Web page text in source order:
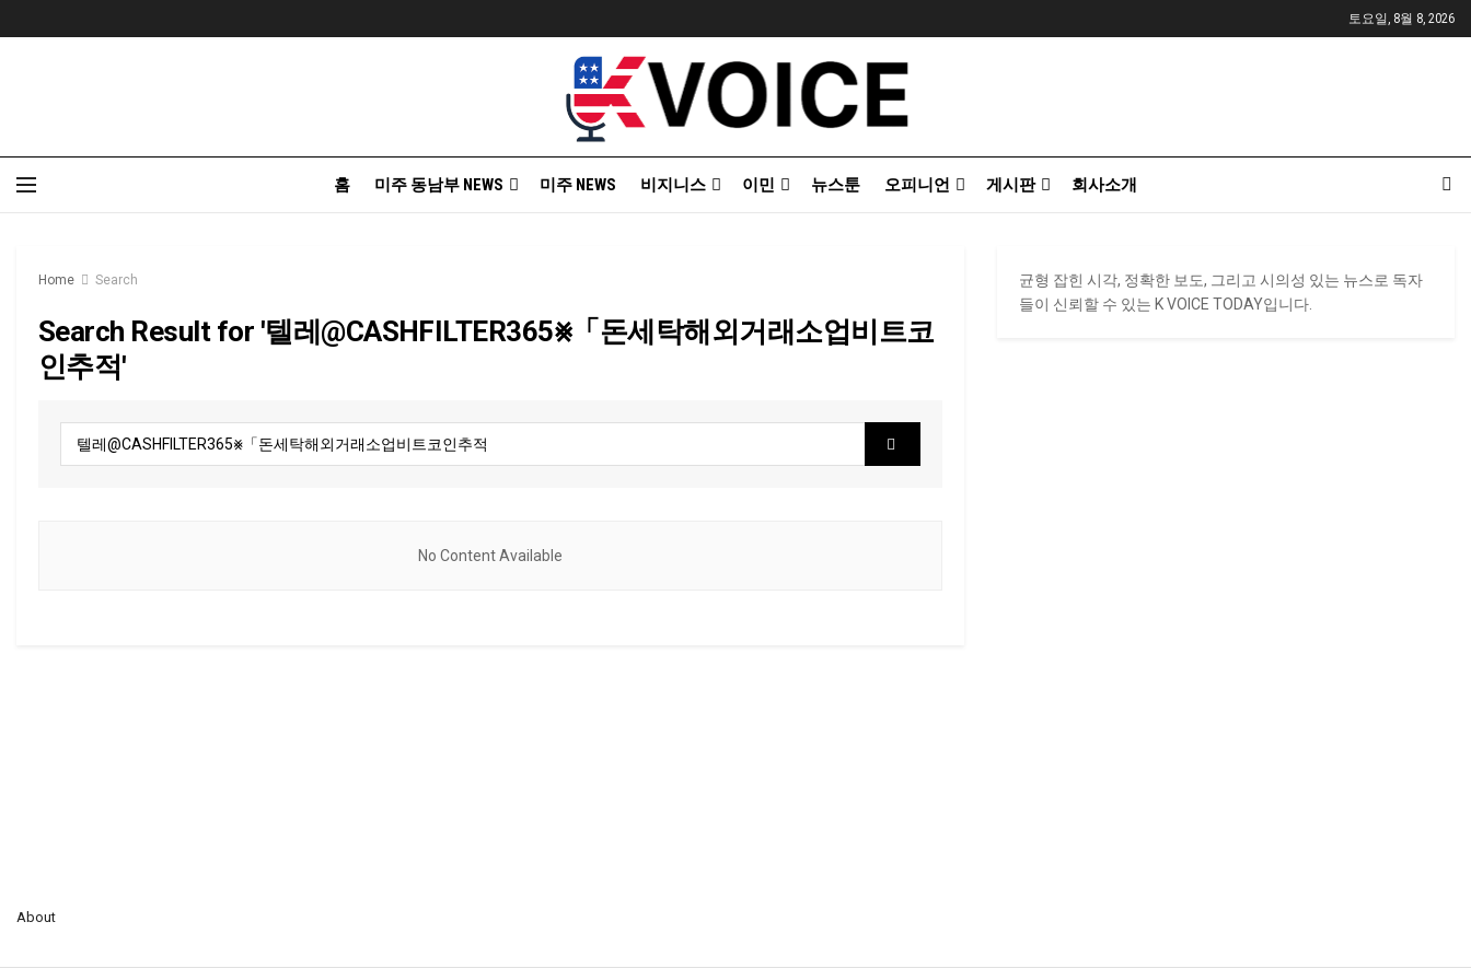
토요일, 8월 8, 2026
홈 미주 동남부 NEWS 미주 NEWS 비지니스 이민 뉴스툰 오피니언 게시판 회사소개
Home Search
Search Result for '텔레@CASHFILTER365⨳「돈세탁해외거래소업비트코
인추적'
No Content Available
균형 잡힌 시각, 정확한 보도, 그리고 시의성 있는 뉴스로 독자
들이 신뢰할 수 있는 K VOICE TODAY입니다.
About